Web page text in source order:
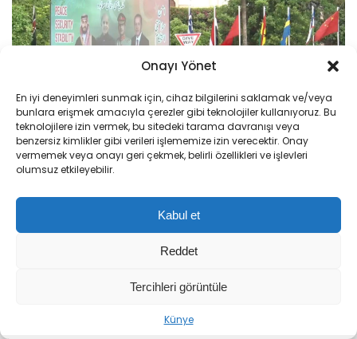
Onayı Yönet
En iyi deneyimleri sunmak için, cihaz bilgilerini saklamak ve/veya
bunlara erişmek amacıyla çerezler gibi teknolojiler kullanıyoruz. Bu
teknolojilere izin vermek, bu sitedeki tarama davranışı veya
benzersiz kimlikler gibi verileri işlememize izin verecektir. Onay
vermemek veya onayı geri çekmek, belirli özellikleri ve işlevleri
olumsuz etkileyebilir.
Kabul et
Reddet
Tercihleri görüntüle
Künye